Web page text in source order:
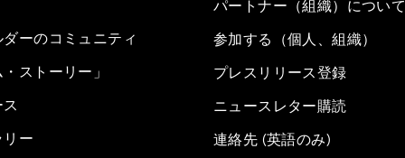
ーのコミュニティ
ストーリー」
ー
パートナー（組織）につい
参加する（個人、組織）
プレスリリース登録
ニュースレター購読
連絡先 (英語のみ)